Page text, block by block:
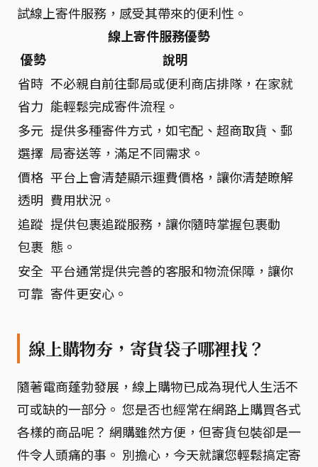
試線上寄件服務，感受其帶來的便利性。
線上寄件服務優勢
優勢
說明
省時
省力
不必親自前往郵局或便利商店排隊，在家就
能輕鬆完成寄件流程。
多元
選擇
提供多種寄件方式，如宅配、超商取貨、郵
局寄送等，滿足不同需求。
價格
透明
平台上會清楚顯示運費價格，讓你清楚瞭解
費用狀況。
追蹤
包裹
提供包裹追蹤服務，讓你隨時掌握包裹動
態。
安全
可靠
平台通常提供完善的客服和物流保障，讓你
寄件更安心。
線上購物夯，寄貨袋子哪裡找？
隨著電商蓬勃發展，線上購物已成為現代人生活不
可或缺的一部分。 您是否也經常在網路上購買各式
各樣的商品呢？ 網購雖然方便，但寄貨包裝卻是一
件令人頭痛的事。 別擔心，今天就讓您輕鬆搞定寄